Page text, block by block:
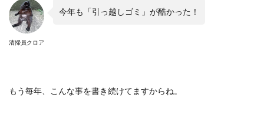
清掃員クロア
今年も「引っ越しゴミ」が酷かった！
もう毎年、こんな事を書き続けてますからね。